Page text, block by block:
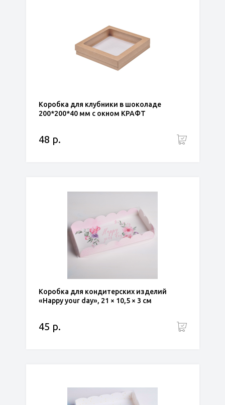
Коробка для клубники в шоколаде
200*200*40 мм с окном КРАФТ
48 р.
Коробка для кондитерских изделий
«Happy your day», 21 × 10,5 × 3 см
45 р.